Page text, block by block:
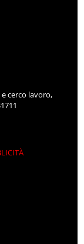
cerco lavoro,